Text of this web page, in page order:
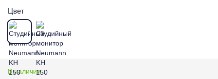
Цвет
В наличии